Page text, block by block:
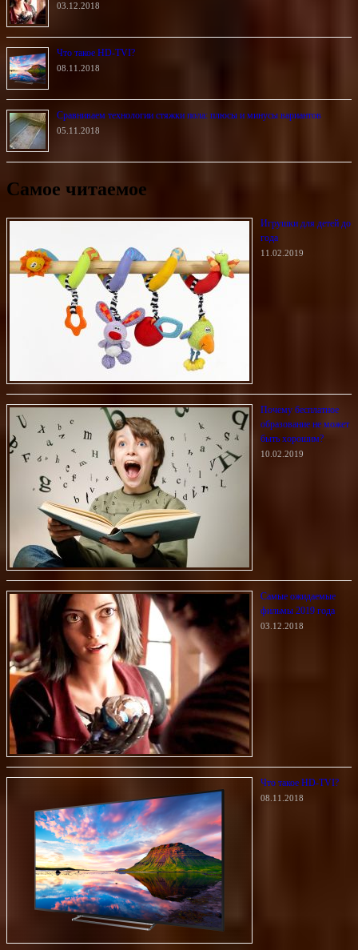
03.12.2018
Что такое HD-TVI?
08.11.2018
Сравниваем технологии стяжки пола: плюсы и минусы вариантов
05.11.2018
Самое читаемое
Игрушки для детей до
года
11.02.2019
Почему бесплатное
образование не может
быть хорошим?
10.02.2019
Самые ожидаемые
фильмы 2019 года
03.12.2018
Что такое HD-TVI?
08.11.2018